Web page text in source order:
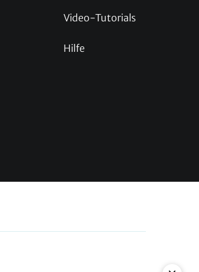
Video-Tutorials
Hilfe